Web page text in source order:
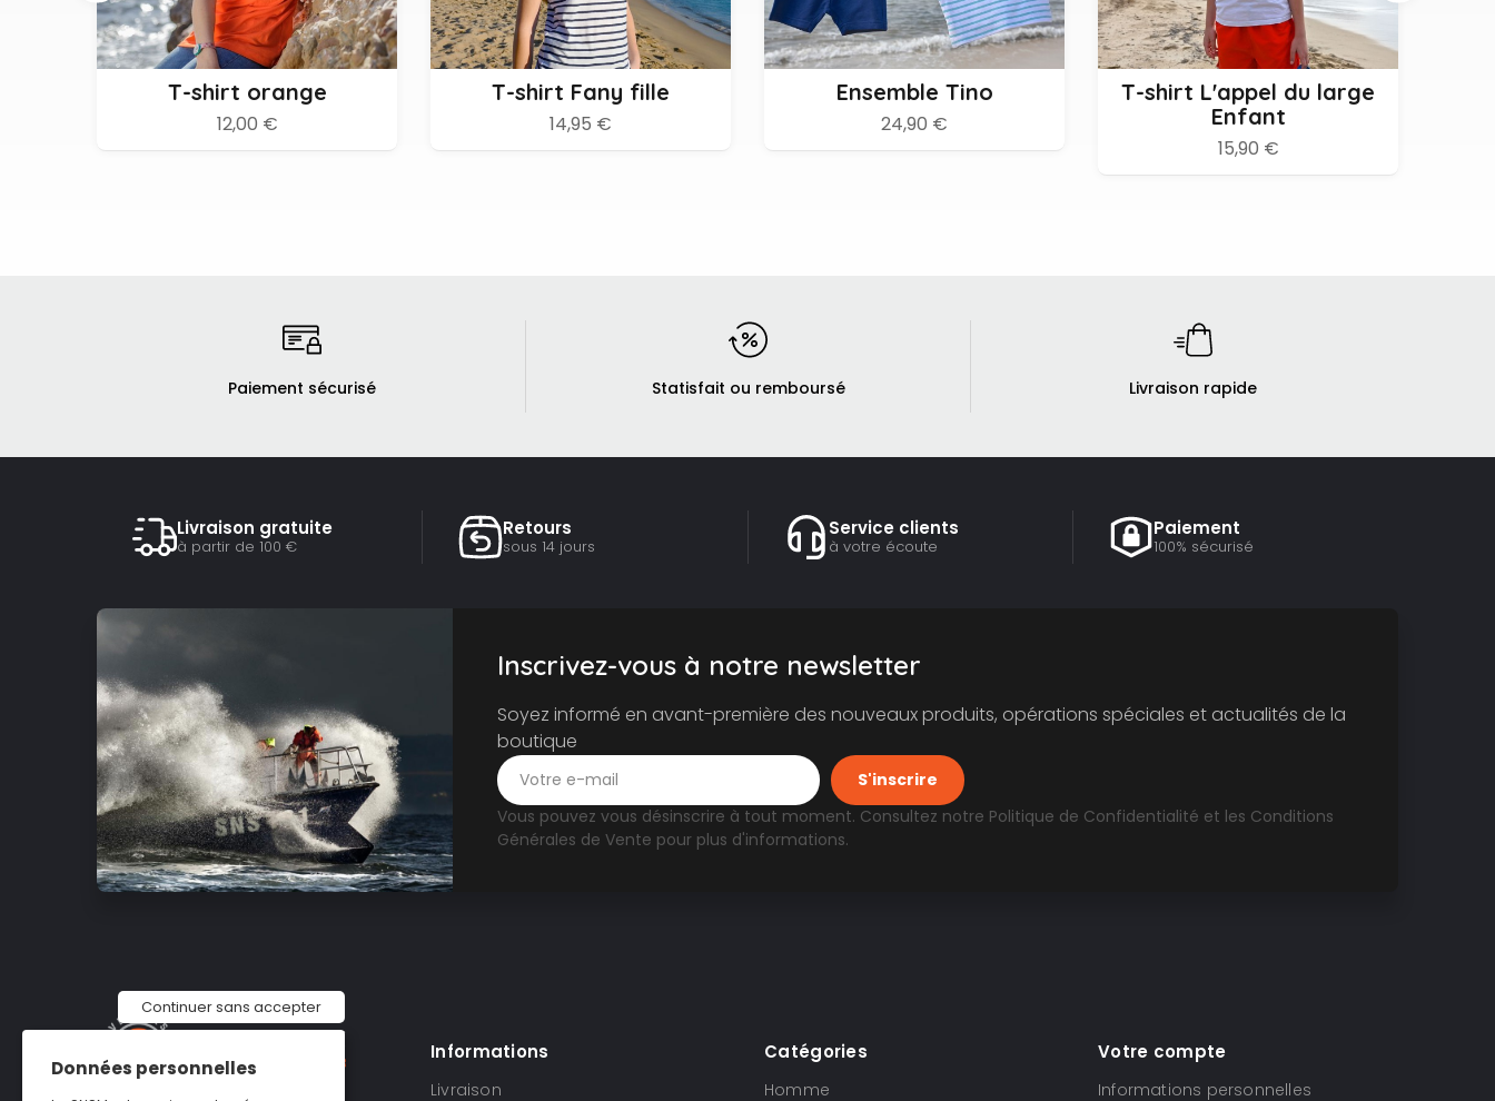
Données personnelles
Continuer sans accepter
2 ans 4 ans 6 ans 8 ans
10 ans
12 ans
T-shirt orange
12,00 €
4 ans 6 ans 8 ans 10 ans 12 ans
T-shirt Fany fille
14,95 €
6 mois 12 mois 18 mois
24 mois
36 mois
Ensemble Tino
24,90 €
4 ans 6 ans 8 ans 10 ans 12 ans
T-shirt L'appel du large
Enfant
15,90 €
Paiement sécurisé Statisfait ou remboursé Livraison rapide
Livraison gratuite
à partir de 100 €
Retours
sous 14 jours
Service clients
à votre écoute
Paiement
100% sécurisé
Inscrivez-vous à notre newsletter
Soyez informé en avant-première des nouveaux produits, opérations spéciales et actualités de la
boutique
Vous pouvez vous désinscrire à tout moment. Consultez notre Politique de Confidentialité et les Conditions
Générales de Vente pour plus d'informations.
Informations
Livraison
Catégories
Homme
Votre compte
Informations personnelles